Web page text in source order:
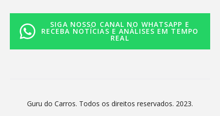
SIGA NOSSO CANAL NO WHATSAPP E
RECEBA NOTÍCIAS E ANÁLISES EM TEMPO
REAL
Guru do Carros. Todos os direitos reservados. 2023.